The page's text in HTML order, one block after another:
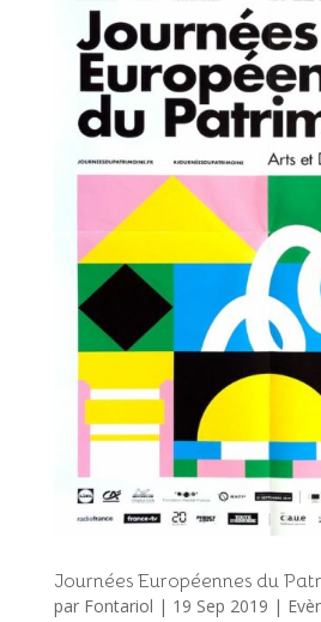
Journées Européennes du
par Fontariol | 19 Sep 2019 |